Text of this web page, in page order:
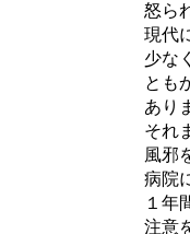
怒られ
現代に
少なく
ともか
ありま
それま
風邪を
病院に
１年間
注意を